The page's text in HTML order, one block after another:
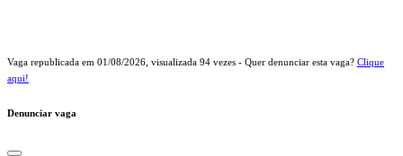
Vaga republicada em 01/08/2026 , visualizada 94 vezes - Quer denunciar esta vaga? Clique
aqui!
Denunciar vaga